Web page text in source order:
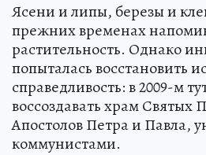
Ясени и липы, березы и
прежних временах
растительность. Однако
попыталась восстановить
справедливость: в 2009-м
воссоздавать храм Святых
Апостолов Петра и Павла,
коммунистами.